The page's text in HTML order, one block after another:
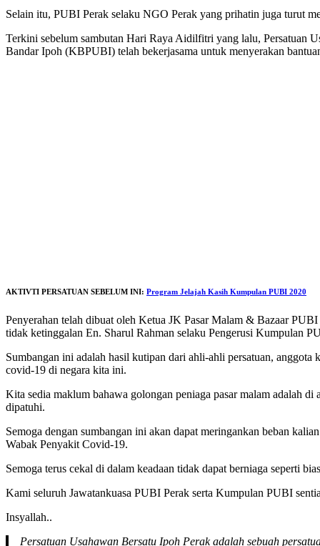
Selain itu, PUBI Perak selaku NGO Perak yang prihatin juga turut
Terkini sebelum sambutan Hari Raya Aidilfitri yang lalu, Persatuan
Bandar Ipoh (KBPUBI) telah bekerjasama untuk menyerakan
AKTIVTI PERSATUAN SEBELUM INI: Program Jelajah Kasih Kumpulan PUBI 2020
Penyerahan telah dibuat oleh Ketua JK Pasar Malam & Bazaar
tidak ketinggalan En. Sharul Rahman selaku Pengerusi Kumpulan
Sumbangan ini adalah hasil kutipan dari ahli-ahli persatuan,
covid-19 di negara kita ini.
Kita sedia maklum bahawa golongan peniaga pasar malam adalah
dipatuhi.
Semoga dengan sumbangan ini akan dapat meringankan beban
Wabak Penyakit Covid-19.
Semoga terus cekal di dalam keadaan tidak dapat berniaga seperti
Kami seluruh Jawatankuasa PUBI Perak serta Kumpulan PUBI
Insyallah..
Persatuan Usahawan Bersatu Ipoh Perak adalah sebuah